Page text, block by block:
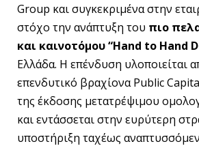
Group και συγκεκριμένα στην
στόχο την ανάπτυξη του πιο
και καινοτόμου “Hand to Hand
Ελλάδα. Η επένδυση υλοποιείται
επενδυτικό βραχίονα Public
της έκδοσης μετατρέψιμου
και εντάσσεται στην ευρύτερη
υποστήριξη ταχέως